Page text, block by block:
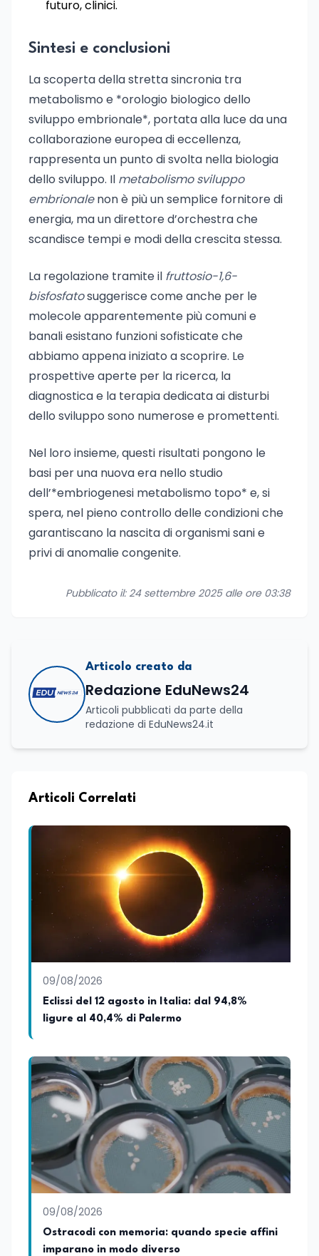
futuro, clinici.
Sintesi e conclusioni
La scoperta della stretta sincronia tra
metabolismo e *orologio biologico dello
sviluppo embrionale*, portata alla luce da una
collaborazione europea di eccellenza,
rappresenta un punto di svolta nella biologia
dello sviluppo. Il metabolismo sviluppo
embrionalenon è più un semplice fornitore di
energia, ma un direttore d’orchestra che
scandisce tempi e modi della crescita stessa.
La regolazione tramite il fruttosio-1,6-
bisfosfatosuggerisce come anche per le
molecole apparentemente più comuni e
banali esistano funzioni sofisticate che
abbiamo appena iniziato a scoprire. Le
prospettive aperte per la ricerca, la
diagnostica e la terapia dedicata ai disturbi
dello sviluppo sono numerose e promettenti.
Nel loro insieme, questi risultati pongono le
basi per una nuova era nello studio
dell’*embriogenesi metabolismo topo* e, si
spera, nel pieno controllo delle condizioni che
garantiscano la nascita di organismi sani e
privi di anomalie congenite.
Pubblicato il: 24 settembre 2025 alle ore 03:38
Articolo creato da
Redazione EduNews24
Articoli pubblicati da parte della
redazione di EduNews24.it
Articoli Correlati
09/08/2026
Eclissi del 12 agosto in Italia: dal 94,8%
ligure al 40,4% di Palermo
09/08/2026
Ostracodi con memoria: quando specie affini
imparano in modo diverso